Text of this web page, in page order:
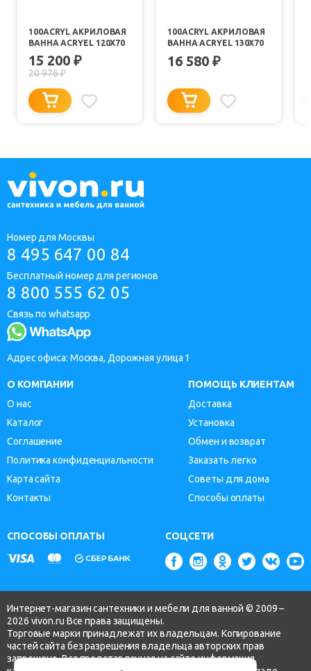
100ACRYL АКРИЛОВАЯ
ВАННА ACRYEL 120X70
15 200 ₽
20 976₽
100ACRYL АКРИЛОВАЯ
ВАННА ACRYEL 130X70
16 580 ₽
Номер для Москвы
8 495 647 00 84
Бесплатный номер для регионов
8 800 555 62 05
Связь по whatsapp
Адрес офиса: Москва, Дорожная улица 1
О КОМПАНИИ
О нас
Каталог
Соглашение
Политика конфиденциальности
Карта сайта
Контакты
ПОМОЩЬ КЛИЕНТАМ
Доставка
Установка
Обмен и возврат
Заказать легко
Советы для дома
Способы оплаты
СПОСОБЫ ОПЛАТЫ СОЦСЕТИ
Интернет-магазин сантехники и мебели для ванной © 2009 –
2026 vivon.ru Все права защищены.
Торговые марки принадлежат их владельцам. Копирование
частей сайта без разрешения владельца авторских прав
запрещено. Вся представленная на сайте информация,